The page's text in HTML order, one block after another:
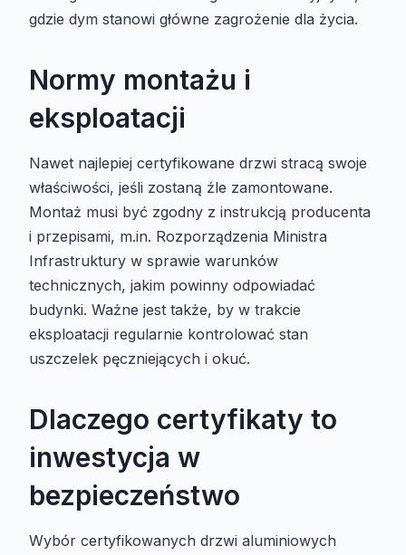
gdzie dym stanowi główne zagrożenie dla życia.
Normy montażu i
eksploatacji
Nawet najlepiej certyfikowane drzwi stracą swoje
właściwości, jeśli zostaną źle zamontowane.
Montaż musi być zgodny z instrukcją producenta
i przepisami, m.in. Rozporządzenia Ministra
Infrastruktury w sprawie warunków
technicznych, jakim powinny odpowiadać
budynki. Ważne jest także, by w trakcie
eksploatacji regularnie kontrolować stan
uszczelek pęczniejących i okuć.
Dlaczego certyfikaty to
inwestycja w
bezpieczeństwo
Wybór certyfikowanych drzwi aluminiowych